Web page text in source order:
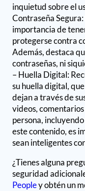
inquietud sobre el
Contraseña
importancia de
protegerse contra
Además, destaca
contraseñas, ni
– Huella Digital:
su huella digital,
dejan a través de
videos,
persona,
este contenido, es
sean inteligentes
¿Tienes alguna
seguridad
Peopley obtén un